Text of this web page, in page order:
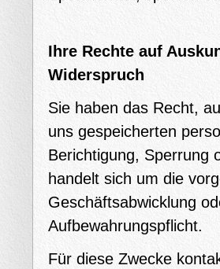
Ihre Rechte auf
Widerspruch
Sie haben das Recht,
uns gespeicherten
Berichtigung, Sperrung
handelt sich um die
Geschäftsabwicklung
Aufbewahrungspflicht.
Für diese Zwecke